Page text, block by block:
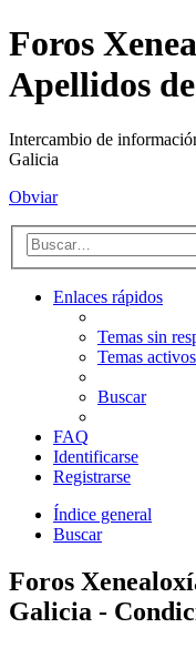
Foros
Apellidos
Intercambio de
Galicia
Obviar
Enlaces rápidos
Temas sin
Temas activos
Buscar
FAQ
Identificarse
Registrarse
Índice general
Buscar
Foros
Galicia -